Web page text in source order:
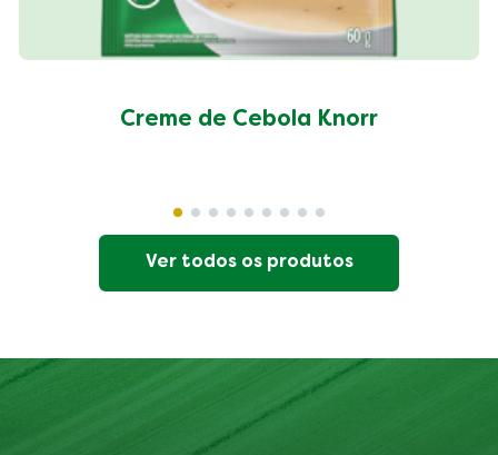
Creme de Cebola Knorr
Ver todos os produtos